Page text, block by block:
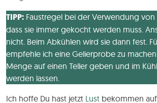
TIPP: Faustregel bei der Verwendung von
dass sie immer gekocht werden muss.
nicht. Beim Abkühlen wird sie dann fest.
empfehle ich eine Gelierprobe zu
Menge auf einen Teller geben und im
werden lassen.
Ich hoffe Du hast jetzt Lust bekommen